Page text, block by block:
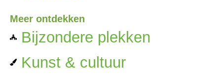
Meer ontdekken
Bijzondere plekken
Kunst & cultuur